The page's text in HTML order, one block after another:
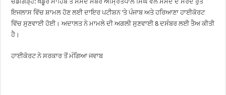
ਇਜਲਾਸ ਵਿੱਚ ਸ਼ਾਮਲ ਹੋਣ ਲਈ ਦਾਇਰ ਪਟੀਸ਼ਨ ‘ਤੇ ਪੰਜਾਬ ਅਤੇ ਹਰਿਆਣਾ ਹਾਈਕੋਰਟ
ਵਿੱਚ ਸੁਣਵਾਈ ਹੋਈ। ਅਦਾਲਤ ਨੇ ਮਾਮਲੇ ਦੀ ਅਗਲੀ ਸੁਣਵਾਈ 8 ਦਸੰਬਰ ਲਈ ਤੈਅ ਕੀਤੀ
ਹੈ।
ਹਾਈਕੋਰਟ ਨੇ ਸਰਕਾਰ ਤੋਂ ਮੰਗਿਆ ਜਵਾਬ